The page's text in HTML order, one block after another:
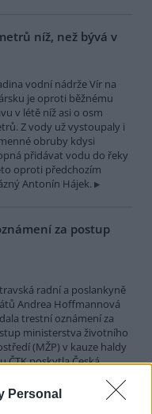
Personal
níž, než bývá v
vodní nádrže Vír na
je oproti běžnému
v létě níž asi o osm
Z vody už vystoupaly i
obruby kdysi
přidávat vodu do řeky
oproti předchozím
Antonín Hájek.
za postup
radní a poslankyně
Andrea Hoffmannová
trestní oznámení za
ministerstva životního
(MŽP) v kauze haldy
ČTK poskytla Česká
(ČIŽP) a zastavení řízení.
podala proti dosud